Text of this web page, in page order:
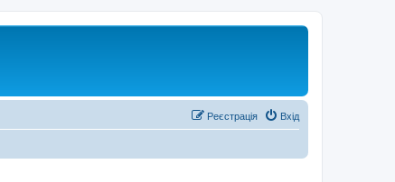
Вхід
Реєстрація